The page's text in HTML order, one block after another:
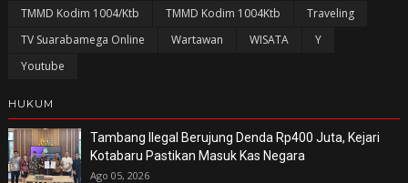
TMMD Kodim 1004/Ktb
TMMD Kodim 1004Ktb
Traveling
TV Suarabamega Online
Wartawan WISATA
Y
Youtube
HUKUM
Tambang Ilegal Berujung Denda Rp400 Juta, Kejari
Kotabaru Pastikan Masuk Kas Negara
Ago 05, 2026